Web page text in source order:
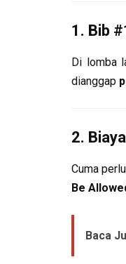
1. Bib
Di lomba
dianggap
2.
Cuma
Be
Baca